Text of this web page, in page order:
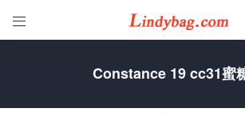

Constance 19 cc31蜜